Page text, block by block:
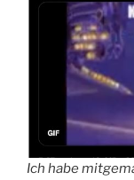
Ich habe